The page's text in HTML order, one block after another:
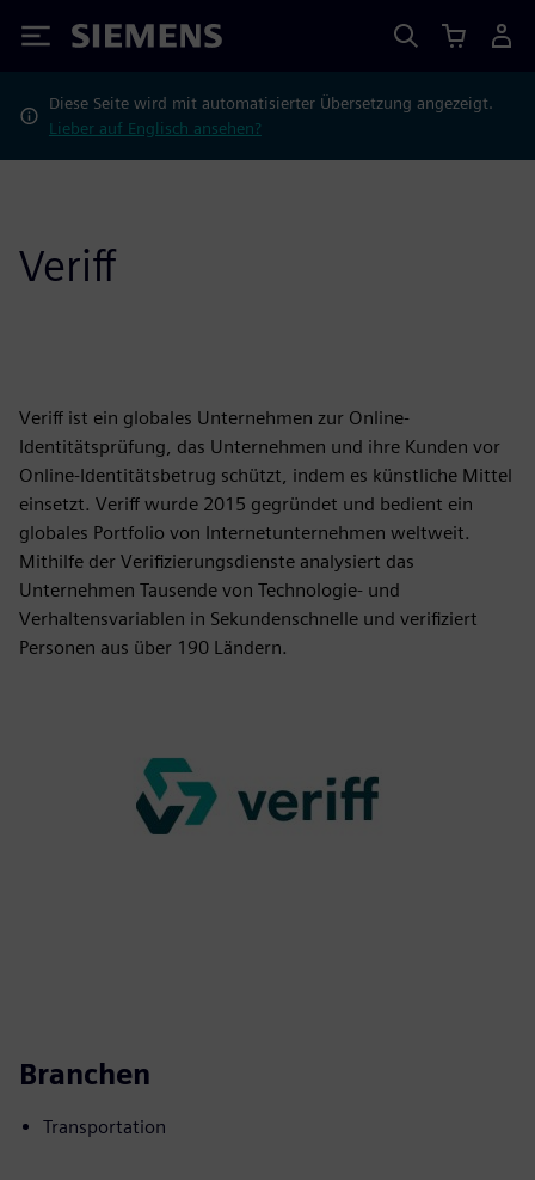
Siemens
Diese Seite wird mit automatisierter Übersetzung angezeigt.
Lieber auf Englisch ansehen?
Veriff
Veriff ist ein globales Unternehmen zur Online-
Identitätsprüfung, das Unternehmen und ihre Kunden vor
Online-Identitätsbetrug schützt, indem es künstliche Mittel
einsetzt. Veriff wurde 2015 gegründet und bedient ein
globales Portfolio von Internetunternehmen weltweit.
Mithilfe der Verifizierungsdienste analysiert das
Unternehmen Tausende von Technologie- und
Verhaltensvariablen in Sekundenschnelle und verifiziert
Personen aus über 190 Ländern.
Branchen
Transportation